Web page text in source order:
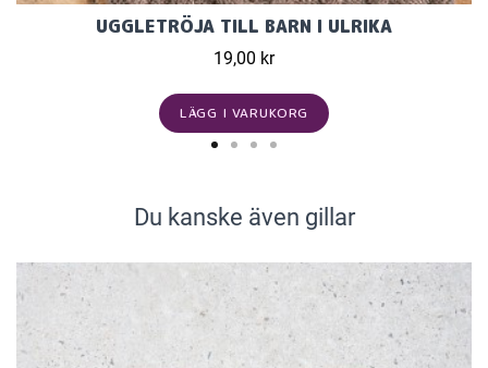
UGGLETRÖJA TILL BARN I ULRIKA
19,00 kr
LÄGG I VARUKORG
Du kanske även gillar